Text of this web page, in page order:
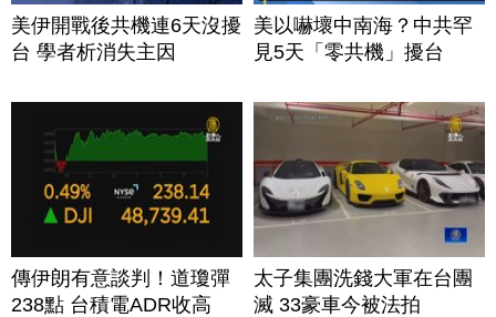
美伊開戰後共機連6天沒擾
台 學者析消失主因
美以嚇壞中南海？中共罕
見5天「零共機」擾台
傳伊朗有意談判！道瓊彈
238點 台積電ADR收高
太子集團洗錢大軍在台團
滅 33豪車今被法拍